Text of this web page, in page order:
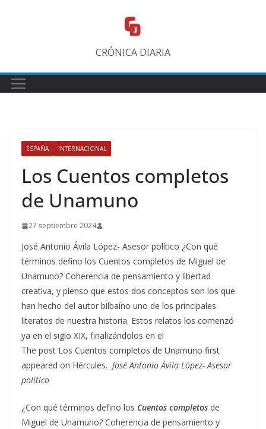
CRÓNICA DIARIA
ESPAÑA INTERNACIONAL
Los Cuentos completos
de Unamuno
27 septiembre 2024
José Antonio Ávila López- Asesor político ¿Con qué
términos defino los Cuentos completos de Miguel de
Unamuno? Coherencia de pensamiento y libertad
creativa, y pienso que estos dos conceptos son los que
han hecho del autor bilbaíno uno de los principales
literatos de nuestra historia. Estos relatos los comenzó
ya en el siglo XIX, finalizándolos en el
The post Los Cuentos completos de Unamuno first
appeared on Hércules. José Antonio Ávila López- Asesor
político
¿Con qué términos defino los Cuentos completos de
Miguel de Unamuno? Coherencia de pensamiento y